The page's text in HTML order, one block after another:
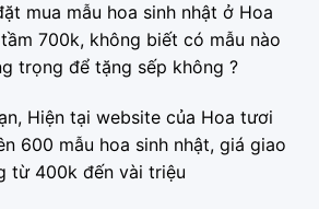
mua mẫu hoa sinh nhật ở Hoa
700k, không biết có mẫu nào
trọng để tặng sếp không ?
Hiện tại website của Hoa tươi
600 mẫu hoa sinh nhật, giá giao
từ 400k đến vài triệu